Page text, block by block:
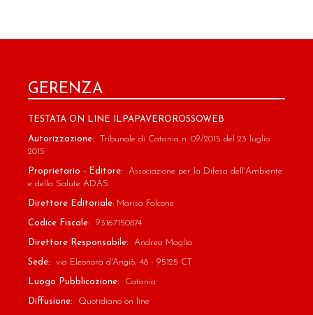
GERENZA
TESTATA ON LINE ILPAPAVEROROSSOWEB
Autorizzazione: Tribunale di Catania n. 09/2015 del 23 luglio
2015
Proprietario - Editore: Associazione per la Difesa dell'Ambiente
e della Salute ADAS
Direttore Editoriale: Marisa Falcone
Codice Fiscale: 93167150874
Direttore Responsabile: Andrea Maglia
Sede: via Eleonora d'Angiò, 48 - 95125 CT
Luogo Pubblicazione: Catania
Diffusione: Quotidiano on line